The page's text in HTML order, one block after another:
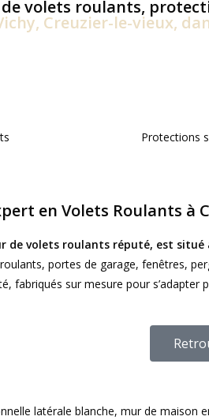
volets roulants,
Creuzier-le-vieux,
Protections
en Volets Roulants à
de volets roulants réputé, est situé
portes de garage, fenêtres,
fabriqués sur mesure pour s’adapter